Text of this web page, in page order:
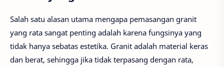
Salah satu alasan utama mengapa pemasangan granit
yang rata sangat penting adalah karena fungsinya yang
tidak hanya sebatas estetika. Granit adalah material keras
dan berat, sehingga jika tidak terpasang dengan rata,